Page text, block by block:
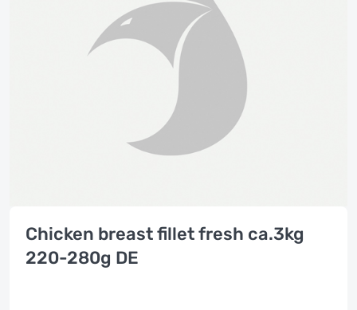
Chicken breast fillet fresh ca.3kg
220-280g DE